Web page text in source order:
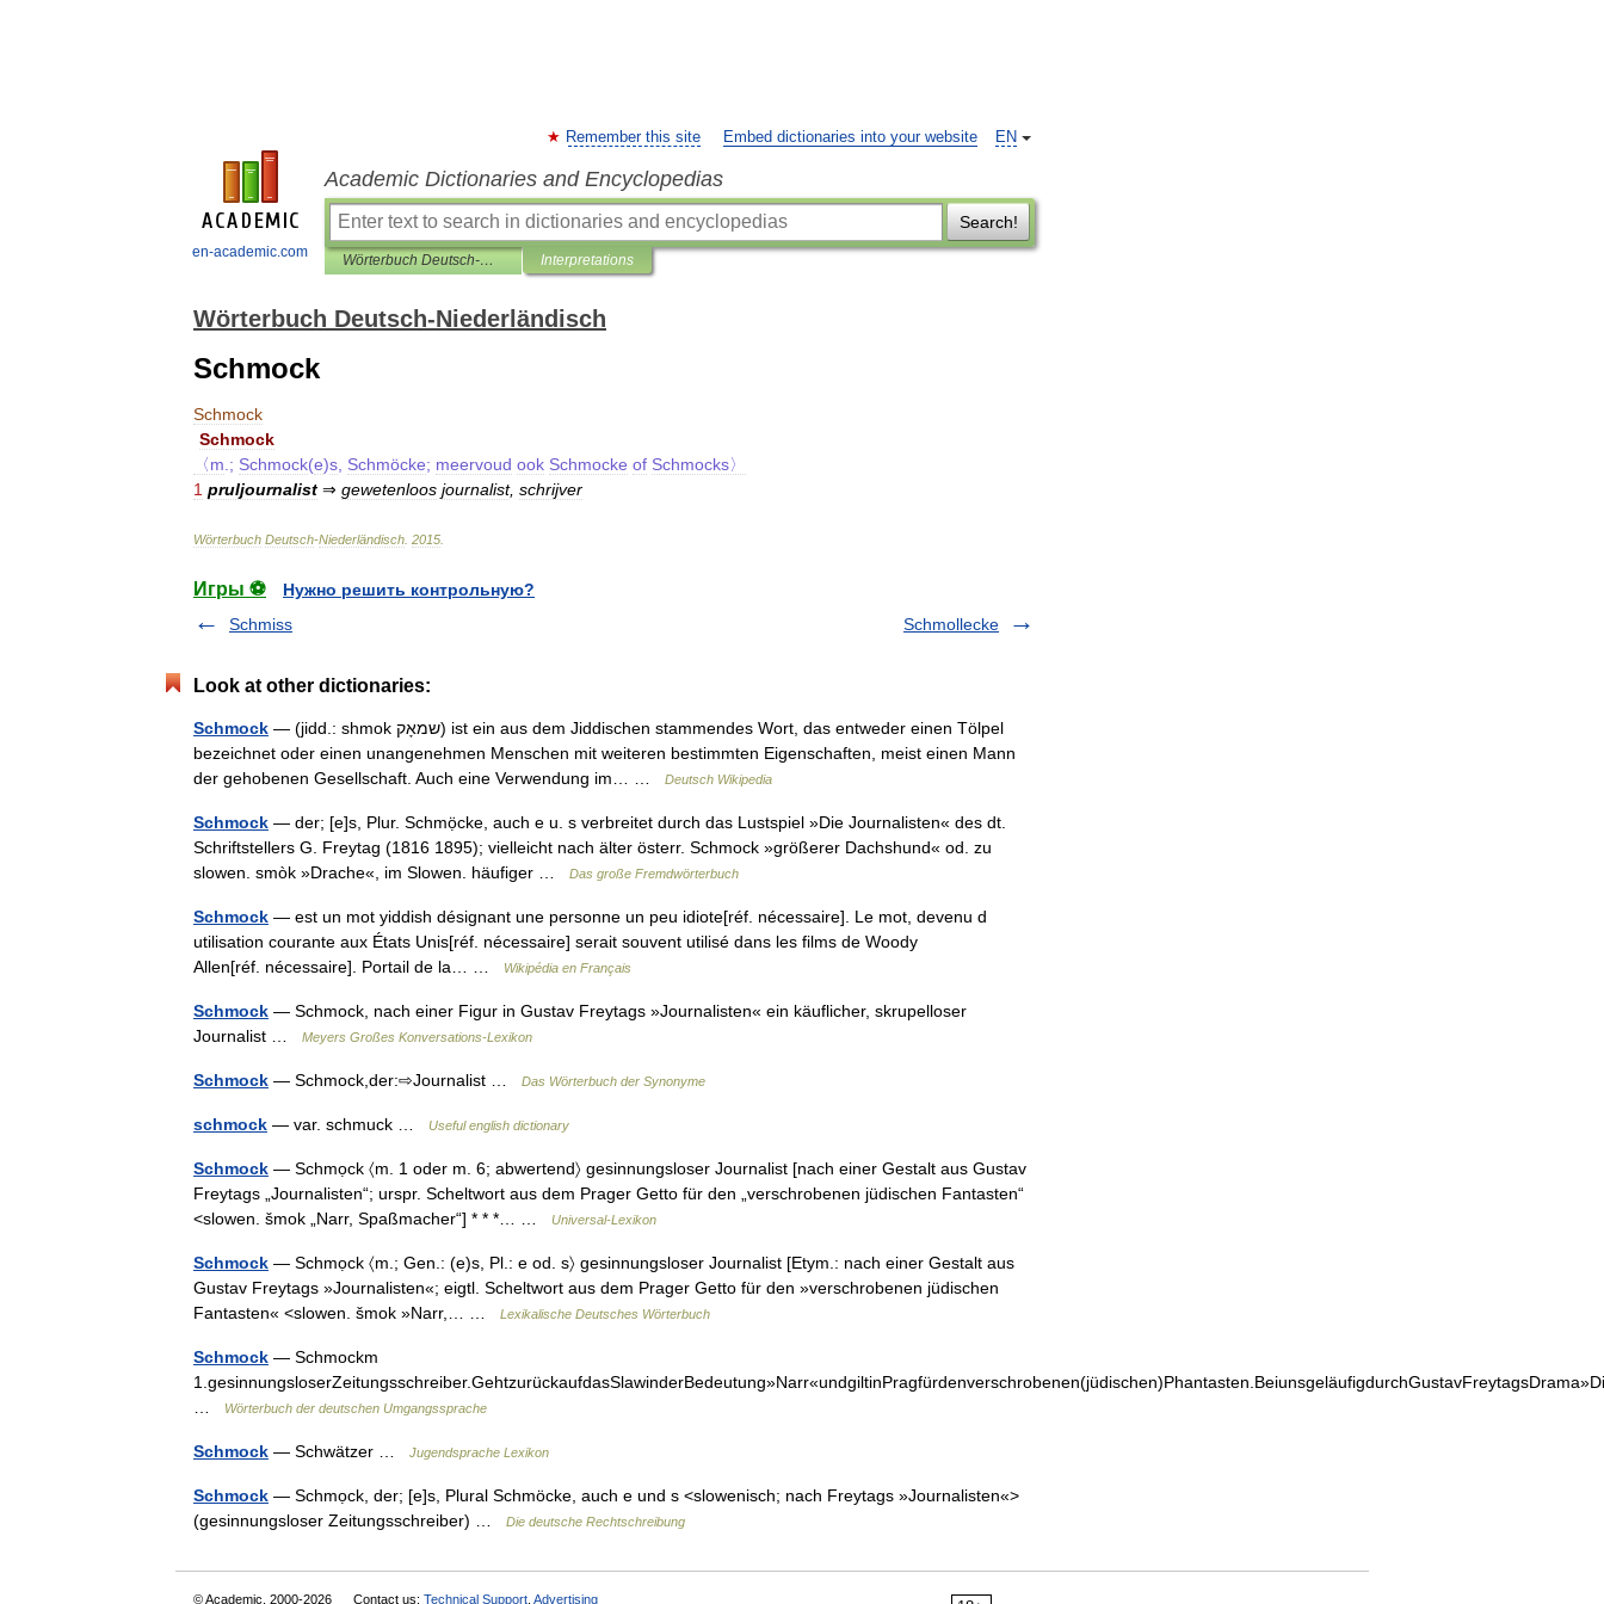
en-academic.com
EN
Remember this site Embed dictionaries into your website
Academic Dictionaries and Encyclopedias
Search!
Wörterbuch Deutsch-Niederländisch Interpretations
Wörterbuch Deutsch-Niederländisch
Schmock
Schmock
Schmock
〈m .; Schmock(e)s Schmöcke; meervoud ook Schmocke of Schmocks〉
1 pruljournalist ⇒ gewetenloos journalist, schrijver
Wörterbuch Deutsch-Niederländisch 2015
Игры ⚽
Нужно решить контрольную?
Schmiss
Schmollecke
Look at other dictionaries:
Schmock — (jidd.: shmok ‏שמאָק‎) ist ein aus dem Jiddischen stammendes Wort, das entweder einen Tölpel
bezeichnet oder einen unangenehmen Menschen mit weiteren bestimmten Eigenschaften, meist einen Mann
der gehobenen Gesellschaft. Auch eine Verwendung im… …
Deutsch Wikipedia
Schmock — der; [e]s, Plur. Schmọ̈cke, auch e u. s verbreitet durch das Lustspiel »Die Journalisten« des dt.
Schriftstellers G. Freytag (1816 1895); vielleicht nach älter österr. Schmock »größerer Dachshund« od. zu
slowen. smòk »Drache«, im Slowen. häufiger …
Das große Fremdwörterbuch
Schmock — est un mot yiddish désignant une personne un peu idiote[réf. nécessaire]. Le mot, devenu d
utilisation courante aux États Unis[réf. nécessaire] serait souvent utilisé dans les films de Woody
Allen[réf. nécessaire]. Portail de la… …
Wikipédia en Français
Schmock — Schmock, nach einer Figur in Gustav Freytags »Journalisten« ein käuflicher, skrupelloser
Journalist …
Meyers Großes Konversations-Lexikon
Schmock — Schmock,der:⇨Journalist … Das Wörterbuch der Synonyme
schmock — var. schmuck … Useful english dictionary
Schmock — Schmọck 〈m. 1 oder m. 6; abwertend〉 gesinnungsloser Journalist [nach einer Gestalt aus Gustav
Freytags „Journalisten“; urspr. Scheltwort aus dem Prager Getto für den „verschrobenen jüdischen Fantasten“
<slowen. šmok „Narr, Spaßmacher“] * * *… …
Universal-Lexikon
Schmock — Schmọck 〈m.; Gen.: (e)s, Pl.: e od. s〉 gesinnungsloser Journalist [Etym.: nach einer Gestalt aus
Gustav Freytags »Journalisten«; eigtl. Scheltwort aus dem Prager Getto für den »verschrobenen jüdischen
Fantasten« <slowen. šmok »Narr,… …
Lexikalische Deutsches Wörterbuch
Schmock — Schmockm
Wörterbuch der deutschen Umgangssprache
Schmock — Schwätzer … Jugendsprache Lexikon
Schmock — Schmọck, der; [e]s, Plural Schmöcke, auch e und s <slowenisch; nach Freytags »Journalisten«>
(gesinnungsloser Zeitungsschreiber) …
Die deutsche Rechtschreibung
© Academic, 2000-2026 Contact us: Technical Support Advertising